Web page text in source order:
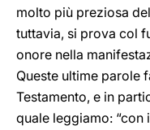
molto più preziosa
tuttavia, si prova col
onore nella
Queste ultime parole
Testamento, e in
quale leggiamo: “con